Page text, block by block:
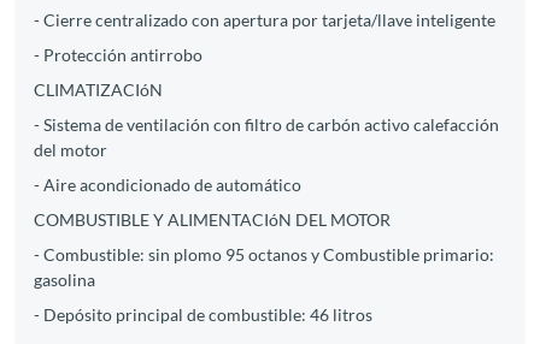
- Cierre centralizado con apertura por tarjeta/llave inteligente
- Protección antirrobo
CLIMATIZACIóN
- Sistema de ventilación con filtro de carbón activo calefacción
del motor
- Aire acondicionado de automático
COMBUSTIBLE Y ALIMENTACIóN DEL MOTOR
- Combustible: sin plomo 95 octanos y Combustible primario:
gasolina
- Depósito principal de combustible: 46 litros